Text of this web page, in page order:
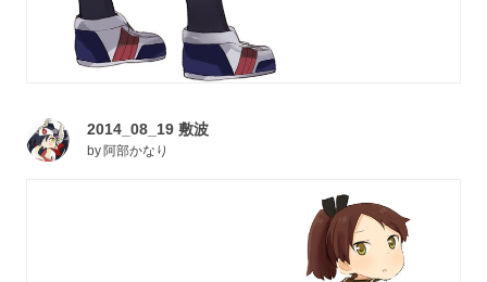
2014_08_19 敷波
by阿部かなり